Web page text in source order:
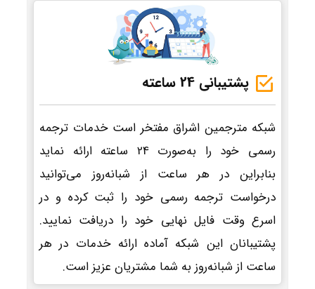
پشتیبانی 24 ساعته
شبکه مترجمین اشراق مفتخر است خدمات ترجمه
رسمی خود را به‌صورت 24 ساعته ارائه نماید
بنابراین در هر ساعت از شبانه‌روز می‌توانید
درخواست ترجمه رسمی خود را ثبت کرده و در
اسرع وقت فایل نهایی خود را دریافت نمایید.
پشتیبانان این شبکه آماده ارائه خدمات در هر
ساعت از شبانه‌روز به شما مشتریان عزیز است.